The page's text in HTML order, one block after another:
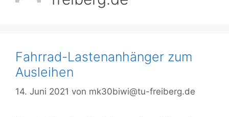
Fahrrad-Lastenanhänger zum
Ausleihen
14. Juni 2021 von mk30biwi@tu-freiberg.de